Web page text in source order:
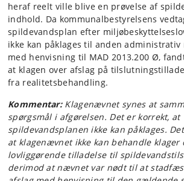
heraf reelt ville blive en prøvelse af
indhold. Da kommunalbestyrelsens
spildevandsplan efter
ikke kan påklages til anden administrativ
med henvisning til MAD 2013.200 Ø,
at klagen over afslag på
fra realitetsbehandling.
Kommentar:Klagenævnet synes at
spørgsmål i afgørelsen. Det er korrekt, at
spildevandsplanen ikke kan påklages.
at klagenævnet ikke kan behandle klager
lovliggørende tilladelse til
derimod at nævnet var nødt til at